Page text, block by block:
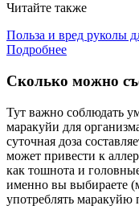
Читайте также
Польза и вред руколы
Подробнее
Сколько можно
Тут важно соблюдать
маракуйи для
суточная доза
может привести к
как тошнота и
именно вы выбираете
употреблять маракуйю